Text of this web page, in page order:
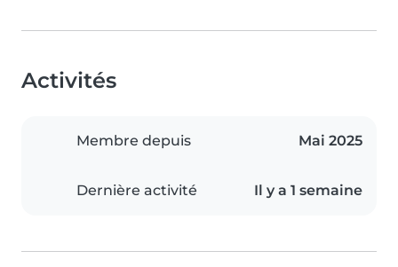
Activités
Membre depuis Mai 2025
Dernière activité Il y a 1 semaine